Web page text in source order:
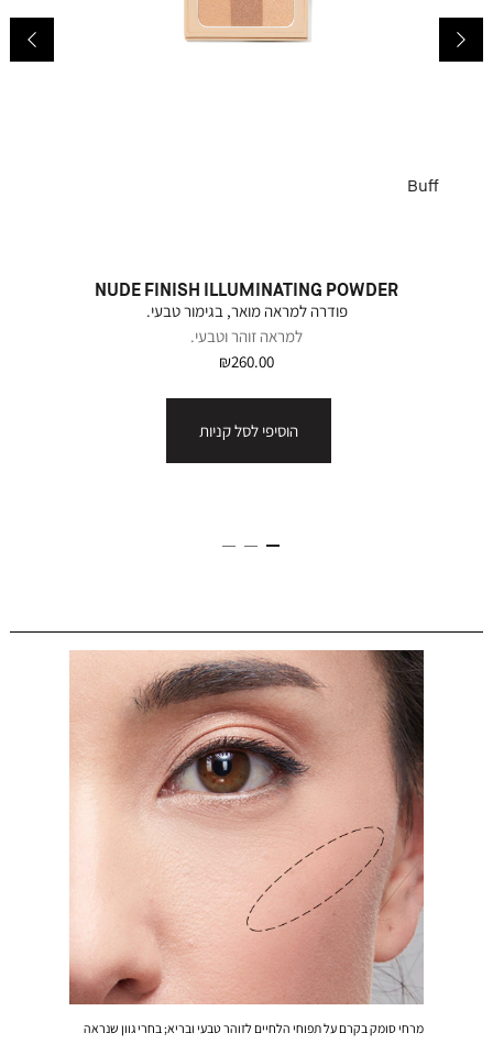
Buff
NUDE FINISH ILLUMINATING POWDER
פודרה למראה מואר, בגימור טבעי.
למראה זוהר וטבעי.
₪260.00
הוסיפי לסל קניות
מרחי סומק בקרם על תפוחי הלחיים לזוהר טבעי ובריא; בחרי גוון שנראה